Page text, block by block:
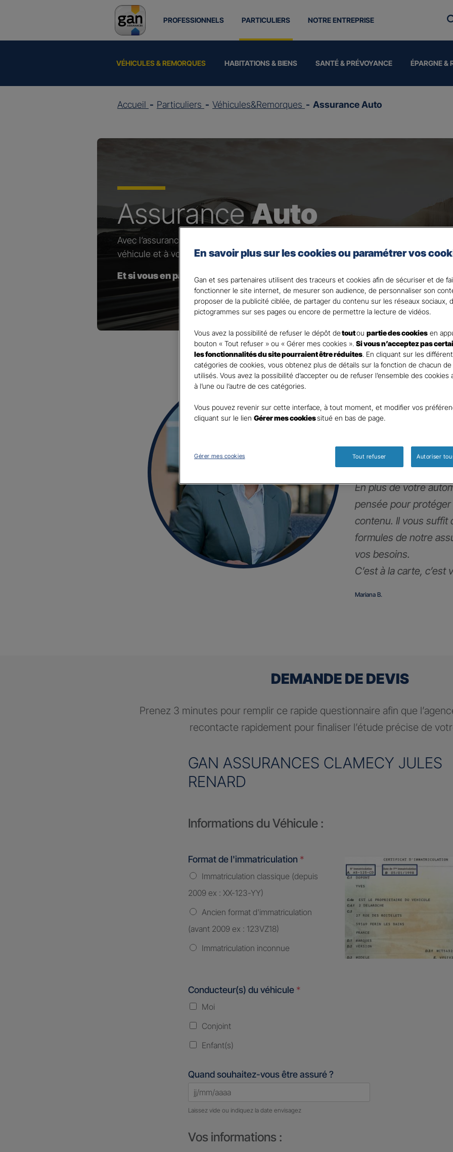
PROFESSIONNELS PARTICULIERS
VÉHICULES & REMORQUES HABITATIONS & BIENS SANTÉ & PRÉVOYANCE ÉPARGNE &
NOTRE ENTREPRISE
Accueil Particuliers Véhicules&Remorques Assurance Auto
AssuranceAuto
Avec l’assurance pour votre auto de Gan Assurances, vous choisissez les
véhicule et à vos besoins.
Et si vous en parliez avec votre Agent général ?
Parole
d’expert
!
En plus de votre
pensée pour
contenu. Il vous suffit
formules de notre
vos besoins.
C’est à la carte,
Mariana B.
DEMANDE DE DEVIS
Prenez 3 minutes pour remplir ce rapide questionnaire afin que
recontacte rapidement pour finaliser l’étude précise de
GAN ASSURANCES CLAMECY JULES
RENARD
Informations du Véhicule :
Format de l'immatriculation *
Immatriculation classique (depuis
2009 ex : XX-123-YY)
Ancien format d'immatriculation
(avant 2009 ex : 123VZ18)
Immatriculation inconnue
Conducteur(s) du véhicule *
Moi
Conjoint
Enfant(s)
Quand souhaitez-vous être assuré ?
Laissez vide ou indiquez la date envisagez
Vos informations :
En savoir plus sur les cookies ou paramétrer vos
Gan et ses partenaires utilisent des traceurs et cookies afin de sécuriser et de
fonctionner le site internet, de mesurer son audience, de personnaliser son
proposer de la publicité ciblée, de partager du contenu sur les réseaux sociaux,
pictogrammes sur ses pages ou encore de permettre la lecture de vidéos.
Vous avez la possibilité de refuser le dépôt detoutou partie des cookies en
bouton « Tout refuser » ou « Gérer mes cookies ». Si vous n’acceptez pas
les fonctionnalités du site pourraient être réduites. En cliquant sur les
catégories de cookies, vous obtenez plus de détails sur la fonction de chacun
utilisés. Vous avez la possibilité d’accepter ou de refuser l’ensemble des cookies
à l’une ou l’autre de ces catégories.
Vous pouvez revenir sur cette interface, à tout moment, et modifier vos
cliquant sur le lien Gérer mes cookiessitué en bas de page.
Gérer mes cookies Tout refuser Autoriser